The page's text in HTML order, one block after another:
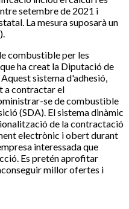
setembre de 2021 i
La mesura suposarà un
combustible per les
ha creat la Diputació de
sistema d'adhesió,
a contractar el
se de combustible
(SDA). El sistema dinàmic
de la contractació
electrònic i obert durant
interessada que
Es pretén aprofitar
millor ofertes i